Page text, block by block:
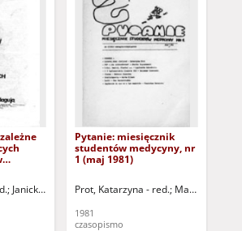
Janicki, Robert - red. Mazur, Julia - red. Matuszek,
Pytanie: miesięcznik
studentów medycyny, nr
1 (maj 1981)
Prot, Katarzyna - red. Makowiecka,
1981
czasopismo